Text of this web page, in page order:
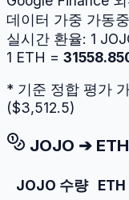
데이터 가중 가동중
실시간 환율: 1
1 ETH =
* 기준 정합 평가
($3,512.5)
JOJO ➔ ETH
JOJO 수량 ETH